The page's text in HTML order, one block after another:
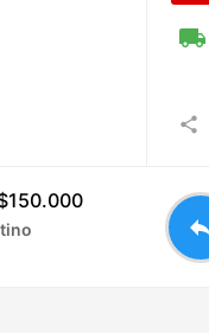
local_shipping
share